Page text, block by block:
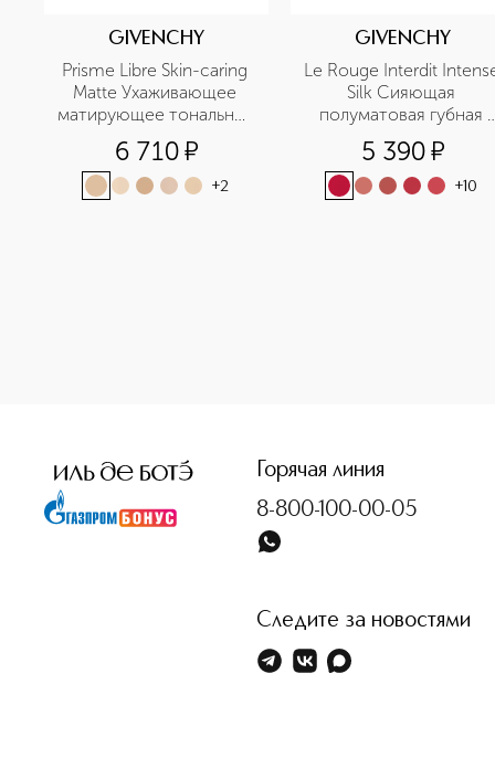
GIVENCHY
Prisme Libre Skin-caring
Matte Ухаживающее
матирующее тональное
средство
6 710¤
+2
GIVENCHY
Le Rouge Interdit
Silk Сияющая
полуматовая губная
помада
5 390¤
+10
Горячая линия
8-800-100-00-05
Следите за новостями